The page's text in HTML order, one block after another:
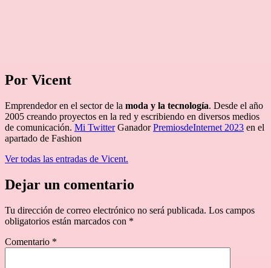
Por Vicent
Emprendedor en el sector de la moda y la tecnología. Desde el año
2005 creando proyectos en la red y escribiendo en diversos medios
de comunicación. Mi TwitterGanadorPremiosdeInternet 2023 en el
apartado de Fashion
Ver todas las entradas de Vicent.
Dejar un comentario
Tu dirección de correo electrónico no será publicada. Los campos
obligatorios están marcados con *
Comentario *